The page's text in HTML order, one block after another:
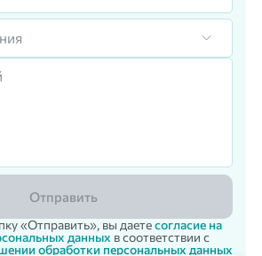
Отправить
«Отправить», вы даетесогласие на
данных в соответствии с
обработки персональных данных